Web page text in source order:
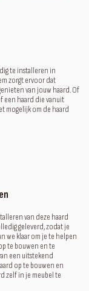
te installeren in
zorgt ervoor dat
van jouw haard. Of
een haard die vanuit
mogelijk om de haard
van deze haard
geleverd, zodat je
we klaar om je te helpen
te bouwen en te
een uitstekend
op te bouwen en
zelf in je meubel te